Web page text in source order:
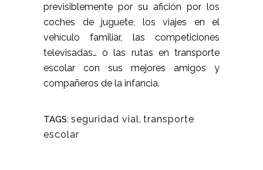
previsiblemente por su afición por los
coches de juguete, los viajes en el
vehículo familiar, las competiciones
televisadas… o las rutas en transporte
escolar con sus mejores amigos y
compañeros de la infancia.
TAGS: seguridad vial transporte
escolar